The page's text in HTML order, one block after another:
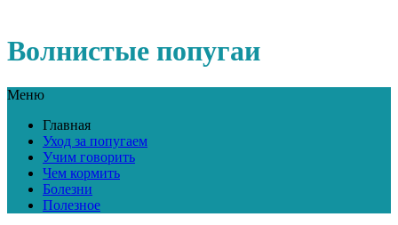
Волнистые попугаи
Меню
Главная
Уход за попугаем
Учим говорить
Чем кормить
Болезни
Полезное